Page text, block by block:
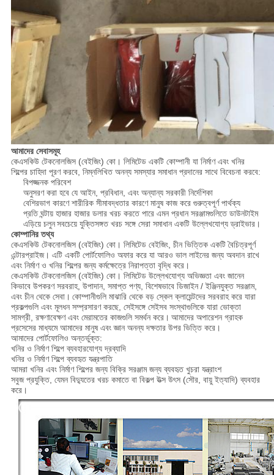
আমাদের সেবাসমূহ
কেএসকিউ টেকনোলজিস (বেইজিং) কো। লিমিটেড একটি কোম্পানী যা নির্মাণ এবং খনির
শিল্পের চাহিদা পূরণ করবে, নিম্নলিখিত অনন্য সমস্যার সমাধান প্রদানের সাথে বিবেচনা করবে:
বিপজ্জনক পরিবেশ
অনুসরণ করা হবে যে আইন, প্রবিধান, এবং অন্যান্য সরকারী নির্দেশিকা
বেশিরভাগ কারণে শারীরিক সীমাবদ্ধতার কারণে মানুষ কাজ করে গুরুত্বপূর্ণ পার্থক্য
প্রতি ঘন্টায় হাজার হাজার ডলার খরচ করতে পারে এমন প্রধান সরঞ্জামগুলিতে ডাউনটাইম
এড়িয়ে চলুনসবচেয়ে যুক্তিসঙ্গত খরচ সঙ্গে সেরা সমাধান একটি উল্লেখযোগ্য ড্রাইভার।
কোম্পানির তথ্য
কেএসকিউ টেকনোলজিস (বেইজিং) কো। লিমিটেড বেইজিং, চীন ভিত্তিক একটি বৈচিত্রপূর্ণ
এন্টারপ্রাইজ। এটি একটি পোর্টফোলিও অফার করে যা আরও ভাল লাইনের জন্য অবদান রাখে
এবং নির্মাণ ও খনির শিল্পের জন্য কর্মক্ষেত্রে নিরাপত্তা বৃদ্ধি করে।
কেএসকিউ টেকনোলজিস (বেইজিং) কো। লিমিটেড উল্লেখযোগ্য অভিজ্ঞতা এবং জানেন
কিভাবে উপকরণ সরবরাহ, উপাদান, সমাপ্ত পণ্য, বিশেষভাবে ডিজাইন / ইঞ্জিনযুক্ত সরঞ্জাম,
এবং চীন থেকে সেবা। কোম্পানীগুলি মাঝারি থেকে বড় স্কেল ক্লায়েন্টদের সরবরাহ করে যারা
প্রকল্পগুলি এবং মূলধন সম্প্রসারণ করছে, সেইসঙ্গে সেইসব সংস্থাগুলিকে যারা ভোক্তা
সামগ্রী, রক্ষণাবেক্ষণ এবং মেরামতের কাজগুলি সমর্থন করে। আমাদের অপারেশন গ্রাহক
প্রসেসের মাধ্যমে আমাদের মানুষ এবং জ্ঞান অনন্য দক্ষতার উপর ভিত্তি করে।
আমাদের পোর্টফোলিও অন্তর্ভুক্ত:
খনির ও নির্মাণ শিল্পে ব্যবহারযোগ্য দ্রব্যাদি
খনির ও নির্মাণ শিল্পে ব্যবহৃত যন্ত্রপাতি
আমরা খনির এবং নির্মাণ শিল্পের জন্য বিক্রি সরঞ্জাম জন্য ব্যবহৃত খুচরা যন্ত্রাংশ
সবুজ প্রযুক্তি, যেমন বিদ্যুতের খরচ কমাতে বা বিকল্প উত্স উৎস (সৌর, বায়ু ইত্যাদি) ব্যবহার
করে।